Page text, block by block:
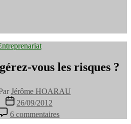
Catégories
vous les risques ?
Jérôme HOARAU
Date
de
l’article
26/09/2012
6 commentaires
Entrepreneur